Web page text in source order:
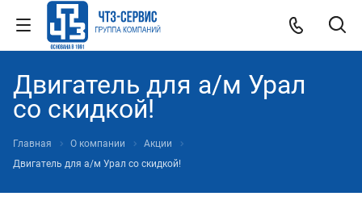
Двигатель для а/м Урал
со скидкой!
Главная О компании
Акции
Двигатель для а/м Урал со скидкой!